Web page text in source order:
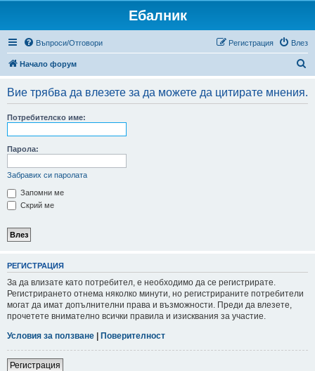
Ебалник
Въпроси/Отговори Влез
Регистрация
Начало форум
Вие трябва да влезете за да можете да цитирате мнения.
Потребителско име:
Парола:
Забравих си паролата
Запомни ме
Скрий ме
РЕГИСТРАЦИЯ
За да влизате като потребител, е необходимо да се регистрирате.
Регистрирането отнема няколко минути, но регистрираните потребители
могат да имат допълнителни права и възможности. Преди да влезете,
прочетете внимателно всички правила и изисквания за участие.
Условия за ползване | Поверителност
Регистрация